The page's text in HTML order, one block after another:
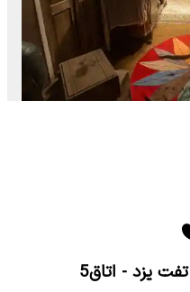
یزد - اتاق5